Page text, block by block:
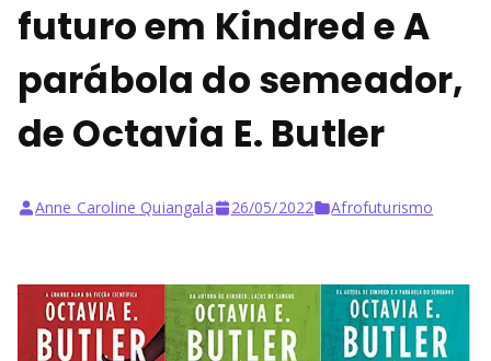
&
Bu
ng
He
ll
futuro em Kindred e A
parábola do semeador,
de Octavia E. Butler
Anne Caroline Quiangala 26/05/2022 Afrofuturismo